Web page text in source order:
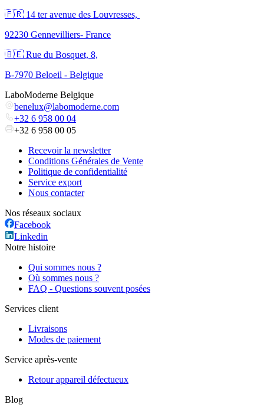
🇫🇷 ​14 ter avenue des Louvresses,
92230 Gennevilliers- France
🇧🇪 Rue du Bosquet, 8,
B-7970 Beloeil - Belgique
LaboModerne Belgique
benelux@labomoderne.com
+32 6 958 00 04
+32 6 958 00 05
Recevoir la newsletter
Conditions Générales de Vente
Politique de confidentialité
Service export
Nous contacter
Nos réseaux sociaux
Facebook
Linkedin
Notre histoire
Qui sommes nous ?
Où sommes nous ?
FAQ - Questions souvent posées
Services client
Livraisons
Modes de paiement
Service après-vente
Retour appareil défectueux
Blog